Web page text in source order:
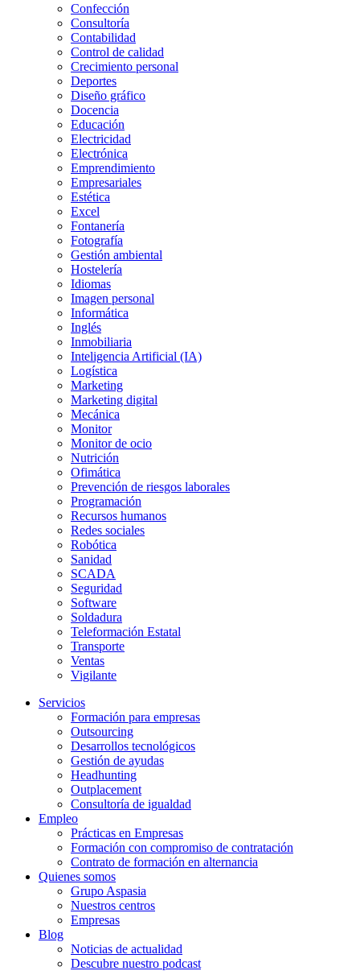
Confección
Consultoría
Contabilidad
Control de calidad
Crecimiento personal
Deportes
Diseño gráfico
Docencia
Educación
Electricidad
Electrónica
Emprendimiento
Empresariales
Estética
Excel
Fontanería
Fotografía
Gestión ambiental
Hostelería
Idiomas
Imagen personal
Informática
Inglés
Inmobiliaria
Inteligencia Artificial (IA)
Logística
Marketing
Marketing digital
Mecánica
Monitor
Monitor de ocio
Nutrición
Ofimática
Prevención de riesgos laborales
Programación
Recursos humanos
Redes sociales
Robótica
Sanidad
SCADA
Seguridad
Software
Soldadura
Teleformación Estatal
Transporte
Ventas
Vigilante
Servicios
Formación para empresas
Outsourcing
Desarrollos tecnológicos
Gestión de ayudas
Headhunting
Outplacement
Consultoría de igualdad
Empleo
Prácticas en Empresas
Formación con compromiso de contratación
Contrato de formación en alternancia
Quienes somos
Grupo Aspasia
Nuestros centros
Empresas
Blog
Noticias de actualidad
Descubre nuestro podcast